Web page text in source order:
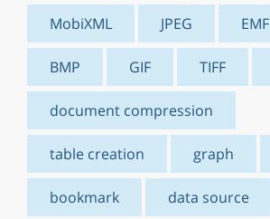
MobiXML JPEG EMF
BMP GIF TIFF
document compression
table creation graph
bookmark data source